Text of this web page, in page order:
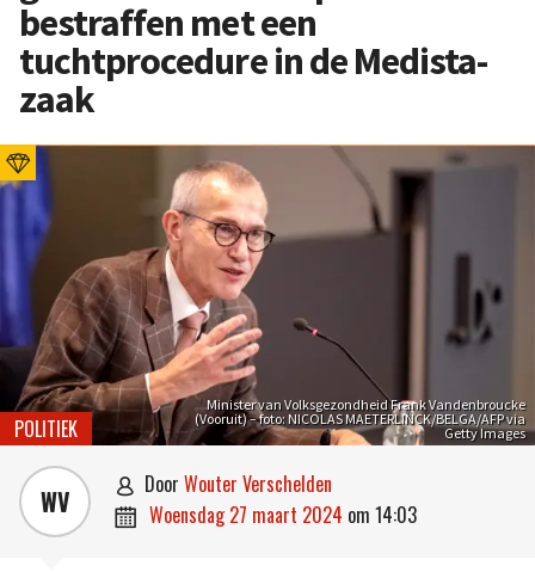
bestraffen met een
tuchtprocedure in de Medista-
zaak
Minister van Volksgezondheid Frank Vandenbroucke
(Vooruit) – foto: NICOLAS MAETERLINCK/BELGA/AFP via
Getty Images
POLITIEK
WV  door Wouter Verschelden
 woensdag 27 maart 2024 om 14:03